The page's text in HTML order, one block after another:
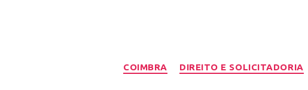
COIMBRA DIREITO E SOLICITADORIA